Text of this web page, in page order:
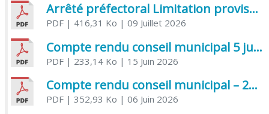
Arrêté préfectoral Limitation provisoire des usages de l’eau
PDF| 416,31 Ko | 09 Juillet 2026
Compte rendu conseil municipal 5 juin 2026 sénatoriale
PDF| 233,14 Ko | 15 Juin 2026
Compte rendu conseil municipal – 21 avril 2026
PDF| 352,93 Ko | 06 Juin 2026